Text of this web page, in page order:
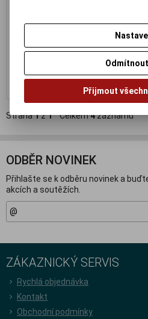
589 Kč
Strana1z1Celkem4záznamů
ODBĚR NOVINEK
Přihlašte se k odběru novinek a
akcích a soutěžích.
ZÁKAZNICKÝ SERVIS
Rychlá objednávka
Kontakt
Obchodní podmínky
Přijmout